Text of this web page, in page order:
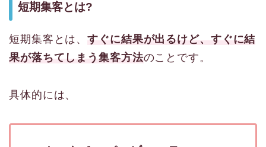
短期集客とは?
短期集客とは、すぐに結果が出るけど、すぐに結
果が落ちてしまう集客方法のことです。
具体的には、